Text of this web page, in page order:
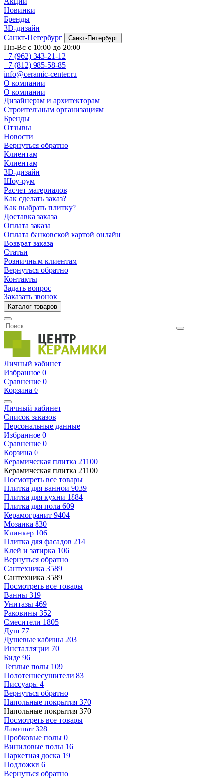
Новинки
Бренды
3D-дизайн
Санкт-Петербург
Санкт-Петербург
Пн-Вс с 10:00 до 20:00
+7 (962) 343-21-12
+7 (812) 985-58-85
info@ceramic-center.ru
О компании
О компании
Дизайнерам и архитекторам
Строительным организациям
Бренды
Отзывы
Новости
Вернуться обратно
Клиентам
Клиентам
3D-дизайн
Шоу-рум
Расчет материалов
Как сделать заказ?
Как выбрать плитку?
Доставка заказа
Оплата заказа
Оплата банковской картой онлайн
Возврат заказа
Статьи
Розничным клиентам
Вернуться обратно
Контакты
Задать вопрос
Заказать звонок
Каталог товаров
Личный кабинет
Избранное 0
Сравнение 0
Корзина 0
Личный кабинет
Список заказов
Персональные данные
Избранное 0
Сравнение 0
Корзина 0
Керамическая плитка 21100
Керамическая плитка 21100
Посмотреть все товары
Плитка для ванной 9039
Плитка для кухни 1884
Плитка для пола 609
Керамогранит 9404
Мозаика 830
Клинкер 106
Плитка для фасадов 214
Клей и затирка 106
Вернуться обратно
Сантехника 3589
Сантехника 3589
Посмотреть все товары
Ванны 319
Унитазы 469
Раковины 352
Смесители 1805
Душ 77
Душевые кабины 203
Инсталляции 70
Биде 96
Теплые полы 109
Полотенцесушители 83
Писсуары 4
Вернуться обратно
Напольные покрытия 370
Напольные покрытия 370
Посмотреть все товары
Ламинат 328
Пробковые полы 0
Виниловые полы 16
Паркетная доска 19
Подложки 6
Вернуться обратно